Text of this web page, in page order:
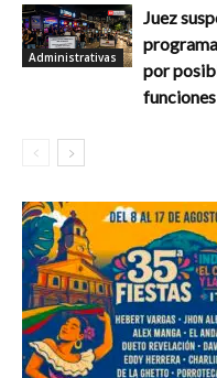
Administrativas
Juez
por